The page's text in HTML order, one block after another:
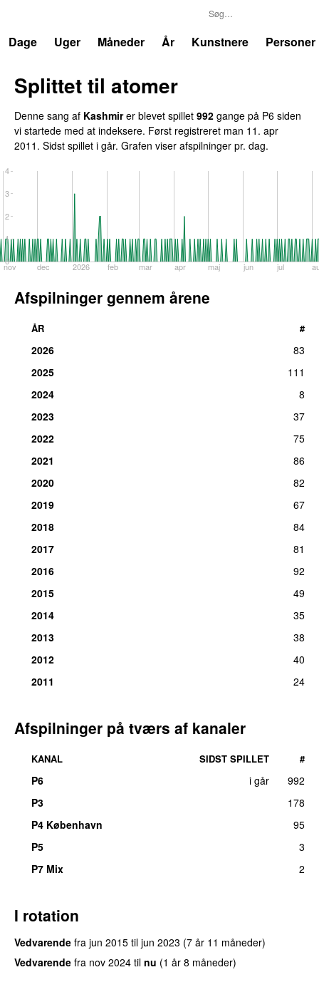
Dage
Uger Måneder År Kunstnere Personer
Splittet til atomer
Denne sang af Kashmirer blevet spillet 992 gange på P6 siden
vi startede med at indeksere. Først registreret man 11. apr
2011 . Sidst spillet i går. Grafen viser afspilninger pr. dag.
nov dec 2026 feb mar apr maj jun jul
0
1
2
3
4
Afspilninger gennem årene
ÅR #
2026
83
2025
111
2024
8
2023
37
2022
75
2021
86
2020
82
2019
67
2018
84
2017
81
2016
92
2015
49
2014
35
2013
38
2012
40
2011
24
Afspilninger på tværs af kanaler
KANAL SIDST SPILLET #
P6 i går
992
P3
178
P4 København
95
P5
3
P7 Mix
2
I rotation
Vedvarende fra jun 2015 til jun 2023 (7 år 11 måneder)
Vedvarende fra nov 2024 til nu (1 år 8 måneder)